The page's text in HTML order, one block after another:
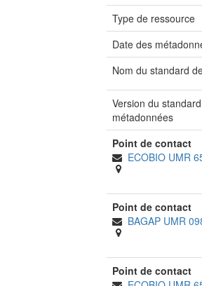
Type de ressource
Date des
Nom du standard
Version du
métadonnées
Point de contact
ECOBIO UMR
Point de contact
BAGAP UMR
Point de contact